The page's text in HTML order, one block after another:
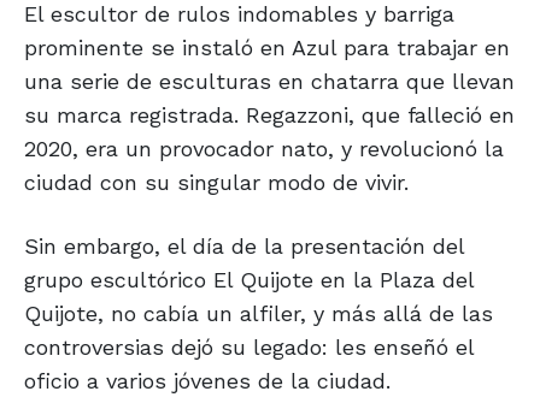
El escultor de rulos indomables y barriga
prominente se instaló en Azul para trabajar en
una serie de esculturas en chatarra que llevan
su marca registrada. Regazzoni, que falleció en
2020, era un provocador nato, y revolucionó la
ciudad con su singular modo de vivir.
Sin embargo, el día de la presentación del
grupo escultórico El Quijote en la Plaza del
Quijote, no cabía un alfiler, y más allá de las
controversias dejó su legado: les enseñó el
oficio a varios jóvenes de la ciudad.